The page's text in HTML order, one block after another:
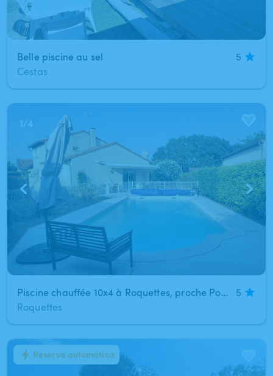
Belle piscine au sel
5
Cestas
1/4
Piscine chauffée 10x4 à Roquettes, proche Portet-sur-Garonne, jusqu'à 6 à 8 personnes
5
Roquettes
1/4 Reserva automática